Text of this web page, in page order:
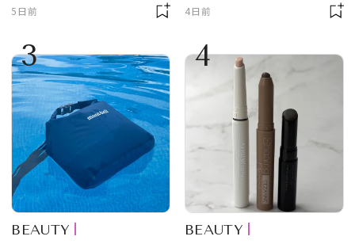
5日前 4日前
3
BEAUTY
4
BEAUTY